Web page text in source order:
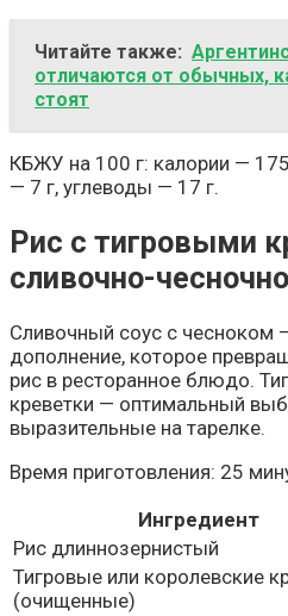
Читайте также:
отличаются от обычных,
стоят
КБЖУ на 100 г: калории —
— 7 г, углеводы — 17 г.
Рис с тигровыми
сливочно-
Сливочный соус с чесноком
дополнение, которое
рис в ресторанное блюдо.
креветки — оптимальный
выразительные на тарелке.
Время приготовления: 25
Ингредиент
Рис длиннозернистый
Тигровые или королевские
(очищенные)